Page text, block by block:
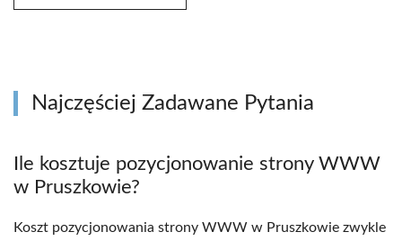
Najczęściej Zadawane Pytania
Ile kosztuje pozycjonowanie strony WWW
w Pruszkowie?
Koszt pozycjonowania strony WWW w Pruszkowie zwykle